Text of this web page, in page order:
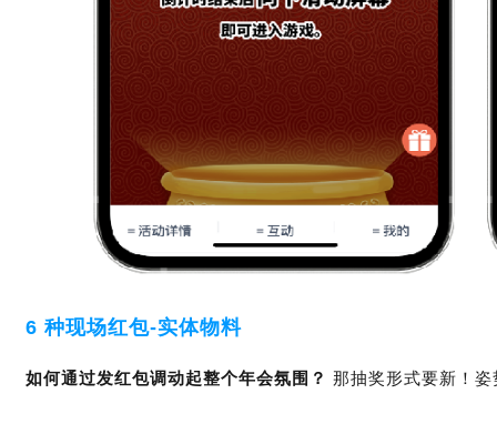
6 种现场红包-实体物料
如何通过发红包调动起整个年会氛围？ 那抽奖形式要新！